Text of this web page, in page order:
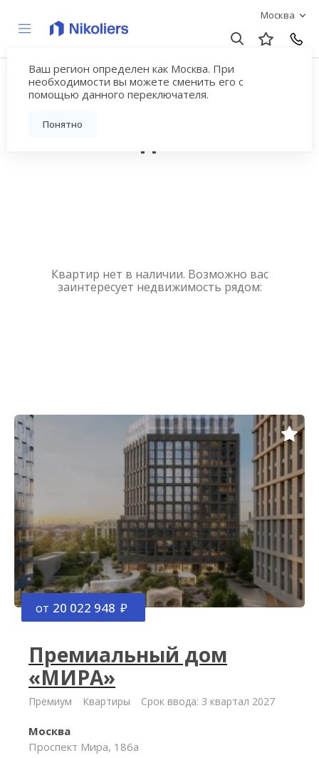
Москва
Ваш регион определен как Москва. При
необходимости вы можете сменить его с
помощью данного переключателя.
Понятно
Купить квартиру
новостройку у метро
Квартир нет в наличии. Возможно вас
заинтересует недвижимость рядом:
от 20 022 948
Премиальный дом
«МИРА»
Премиум Квартиры Срок ввода: 3 квартал 2027
Москва
Проспект Мира, 186а